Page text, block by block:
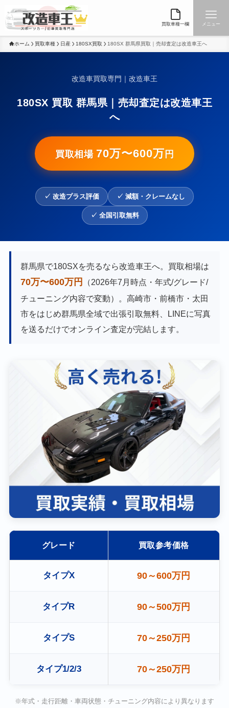
買取車種一欄 メニュー
ホーム 買取車種 日産 180SX買取 180SX 群馬県買取｜売却査定は改造車王へ
改造車買取専門｜改造車王
180SX 買取 群馬県｜売却査定は改造車王
へ
買取相場 70万〜600万 円
✓ 改造プラス評価 ✓ 減額・クレームなし
✓ 全国引取無料
群馬県で180SXを売るなら改造車王へ。買取相場は
70万〜600万円
（2026年7月時点・年式/グレード/
チューニング内容で変動）。高崎市・前橋市・太田
市をはじめ群馬県全域で出張引取無料、LINEに写真
を送るだけでオンライン査定が完結します。
グレード 買取参考価格
タイプX 90～600万円
タイプR 90～500万円
タイプS 70～250万円
タイプ1/2/3 70～250万円
※年式・走行距離・車両状態・チューニング内容により異なります